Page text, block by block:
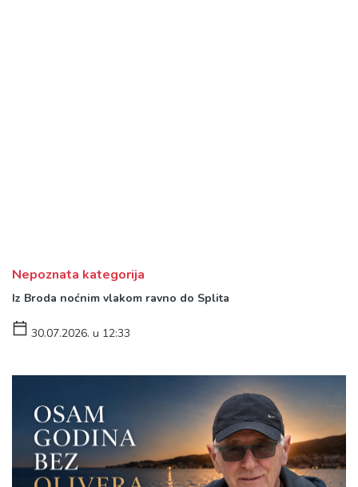
Nepoznata kategorija
Iz Broda noćnim vlakom ravno do Splita
30.07.2026. u 12:33